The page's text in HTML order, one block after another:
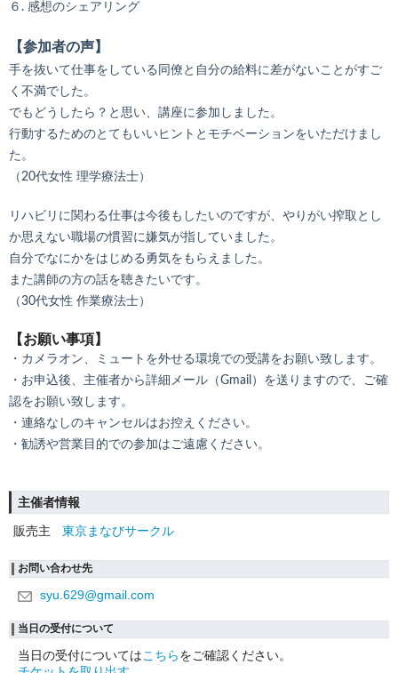
６. 感想のシェアリング
【参加者の声】
手を抜いて仕事をしている同僚と自分の給料に差がないことがすご
く不満でした。
でもどうしたら？と思い、講座に参加しました。
行動するためのとてもいいヒントとモチベーションをいただけまし
た。
（20代女性 理学療法士）
リハビリに関わる仕事は今後もしたいのですが、やりがい搾取とし
か思えない職場の慣習に嫌気が指していました。
自分でなにかをはじめる勇気をもらえました。
また講師の方の話を聴きたいです。
（30代女性 作業療法士）
【お願い事項】
・カメラオン、ミュートを外せる環境での受講をお願い致します。
・お申込後、主催者から詳細メール（Gmail）を送りますので、ご確
認をお願い致します。
・連絡なしのキャンセルはお控えください。
・勧誘や営業目的での参加はご遠慮ください。
主催者情報
販売主
東京まなびサークル
お問い合わせ先
syu.629@gmail.com
当日の受付について
当日の受付についてはこちらをご確認ください。